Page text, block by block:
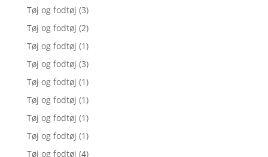
Tøj og fodtøj (3)
Tøj og fodtøj (2)
Tøj og fodtøj (1)
Tøj og fodtøj (3)
Tøj og fodtøj (1)
Tøj og fodtøj (1)
Tøj og fodtøj (1)
Tøj og fodtøj (1)
Tøj og fodtøj (4)